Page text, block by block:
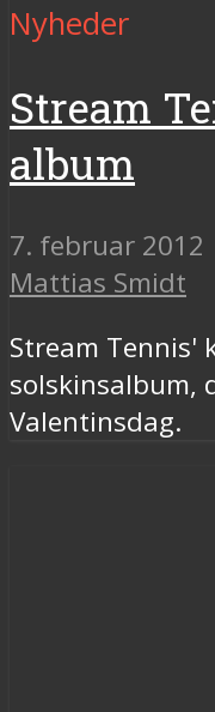
Nyheder
Stream
album
7. februar 2012
Mattias Smidt
Stream Tennis'
solskinsalbum,
Valentinsdag.